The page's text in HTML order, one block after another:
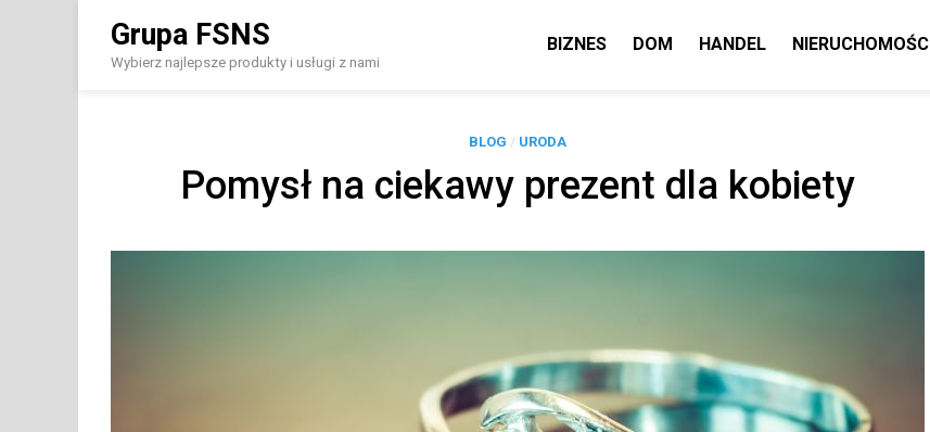
content
Grupa FSNS
Wybierz najlepsze produkty i usługi z nami
BIZNES DOM HANDEL NIERUCHOMOŚCI
BLOG / URODA
Pomysł na ciekawy prezent dla kobiety